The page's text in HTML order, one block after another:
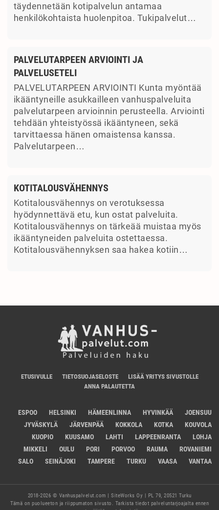
täydennetään kotipalvelun antamaa
henkilökohtaista huolenpitoa. Tukipalvelut…
PALVELUTARPEEN ARVIOINTI JA
PALVELUSETELI
PALVELUTARPEEN ARVIOINTI Kunta myöntää
ikääntyneille asukkailleen vanhuspalveluita
palvelutarpeen arvioinnin perusteella. Arviointi
tehdään yhteistyössä ikääntyneen, sekä
tarvittaessa hänen omaistensa kanssa.
Palvelutarpeen…
KOTITALOUSVÄHENNYS
Kotitalousvähennys on verotuksessa
hyödynnettävä etu, kun ostat palveluita.
Kotitalousvähennys on tärkeää muistaa myös
ikääntyneiden palveluita ostettaessa.
Kotitalousvähennyksen saa hakea kotiin…
ETUSIVULLE TIETOSUOJASELOSTE
LISÄÄ YRITYS SIVUSTOLLE
ANNA PALAUTETTA
ESPOO HELSINKI HÄMEENLINNA HYVINKÄÄ
JOENSUU
JYVÄSKYLÄ
JÄRVENPÄÄ KOKKOLA KOTKA
KOUVOLA
KUOPIO
KUUSAMO LAHTI LAPPEENRANTA
LOHJA
MIKKELI
OULU PORI PORVOO RAUMA
ROVANIEMI
SALO
SEINÄJOKI TAMPERE TURKU VAASA VANTAA
2018-2026 © Vanhuspalvelut.com | SiteWorks Oy | PL 79, 20521 Turku
Tämä on puolueeton ja riippumaton sivusto. Tarkista tiedot palveluntarjoajalta ennen